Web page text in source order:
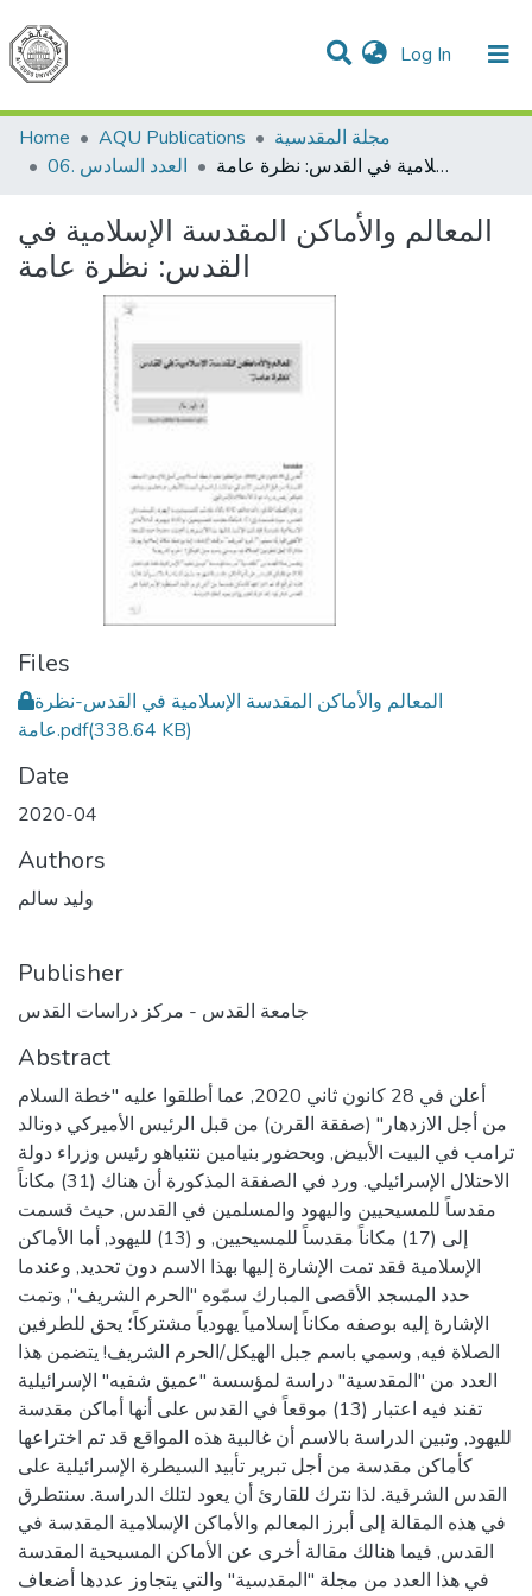
Log In (current)
Communities & Collections
All of DSpace
Home
AQU Publications
مجلة المقدسية
06. العدد السادس
المعالم والأماكن المقدسة الإسلامية في القدس: نظرة عامة
المعالم والأماكن المقدسة الإسلامية في
القدس: نظرة عامة
Files
المعالم والأماكن المقدسة الإسلامية في القدس-نظرة
عامة.pdf(338.64 KB)
Date
2020-04
Authors
وليد سالم
Publisher
جامعة القدس - مركز دراسات القدس
Abstract
أعلن في 28 كانون ثاني 2020, عما أطلقوا عليه "خطة السلام
من أجل الازدهار" (صفقة القرن) من قبل الرئيس الأميركي دونالد
ترامب في البيت الأبيض, وبحضور بنيامين نتنياهو رئيس وزراء دولة
الاحتلال الإسرائيلي. ورد في الصفقة المذكورة أن هناك (31) مكاناً
مقدساً للمسيحيين واليهود والمسلمين في القدس, حيث قسمت
إلى (17) مكاناً مقدساً للمسيحيين, و (13) لليهود, أما الأماكن
الإسلامية فقد تمت الإشارة إليها بهذا الاسم دون تحديد, وعندما
حدد المسجد الأقصى المبارك سمّوه "الحرم الشريف", وتمت
الإشارة إليه بوصفه مكاناً إسلامياً يهودياً مشتركاً؛ يحق للطرفين
الصلاة فيه, وسمي باسم جبل الهيكل/الحرم الشريف! يتضمن هذا
العدد من "المقدسية" دراسة لمؤسسة "عميق شفيه" الإسرائيلية
تفند فيه اعتبار (13) موقعاً في القدس على أنها أماكن مقدسة
لليهود, وتبين الدراسة بالاسم أن غالبية هذه المواقع قد تم اختراعها
كأماكن مقدسة من أجل تبرير تأبيد السيطرة الإسرائيلية على
القدس الشرقية. لذا نترك للقارئ أن يعود لتلك الدراسة. سنتطرق
في هذه المقالة إلى أبرز المعالم والأماكن الإسلامية المقدسة في
القدس, فيما هنالك مقالة أخرى عن الأماكن المسيحية المقدسة
في هذا العدد من مجلة "المقدسية" والتي يتجاوز عددها أضعاف